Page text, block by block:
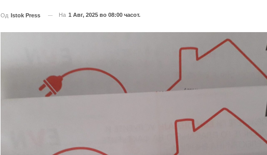
Од Istok Press На 1 Авг, 2025 во 08:00 часот.